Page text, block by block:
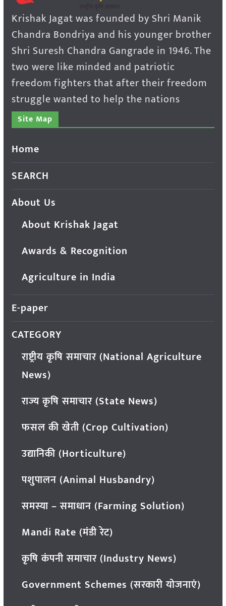
Krishak Jagat was founded by Shri Manik
Chandra Bondriya and his younger brother
Shri Suresh Chandra Gangrade in 1946. The
two were like minded and patriotic
freedom fighters that after their freedom
struggle wanted to help the nations
Site Map
Home
SEARCH
About Us
About Krishak Jagat
Awards & Recognition
Agriculture in India
E-paper
CATEGORY
राष्ट्रीय कृषि समाचार (National Agriculture
News)
राज्य कृषि समाचार (State News)
फसल की खेती (Crop Cultivation)
उद्यानिकी (Horticulture)
पशुपालन (Animal Husbandry)
समस्या – समाधान (Farming Solution)
Mandi Rate (मंडी रेट)
कृषि कंपनी समाचार (Industry News)
Government Schemes (सरकारी योजनाएं)